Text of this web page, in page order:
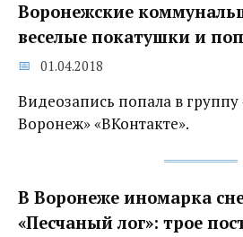
Воронежские
веселые покатушки и
01.04.2018
Видеозапись попала в
Воронеж» «ВКонтакте».
В Воронеже иномарка
«Песчаный лог»: трое